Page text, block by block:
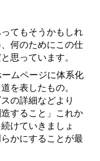
てもそうかもしれ
何のためにこの仕
思っています。
ムページに体系化
を表したもの。
の詳細などより
すること」これか
けていきましょ
かにすることが最